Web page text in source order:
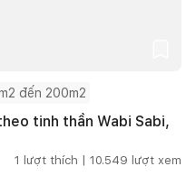
đến 200m2
tinh thần Wabi Sabi,
1 lượt thích | 10.549 lượt xem